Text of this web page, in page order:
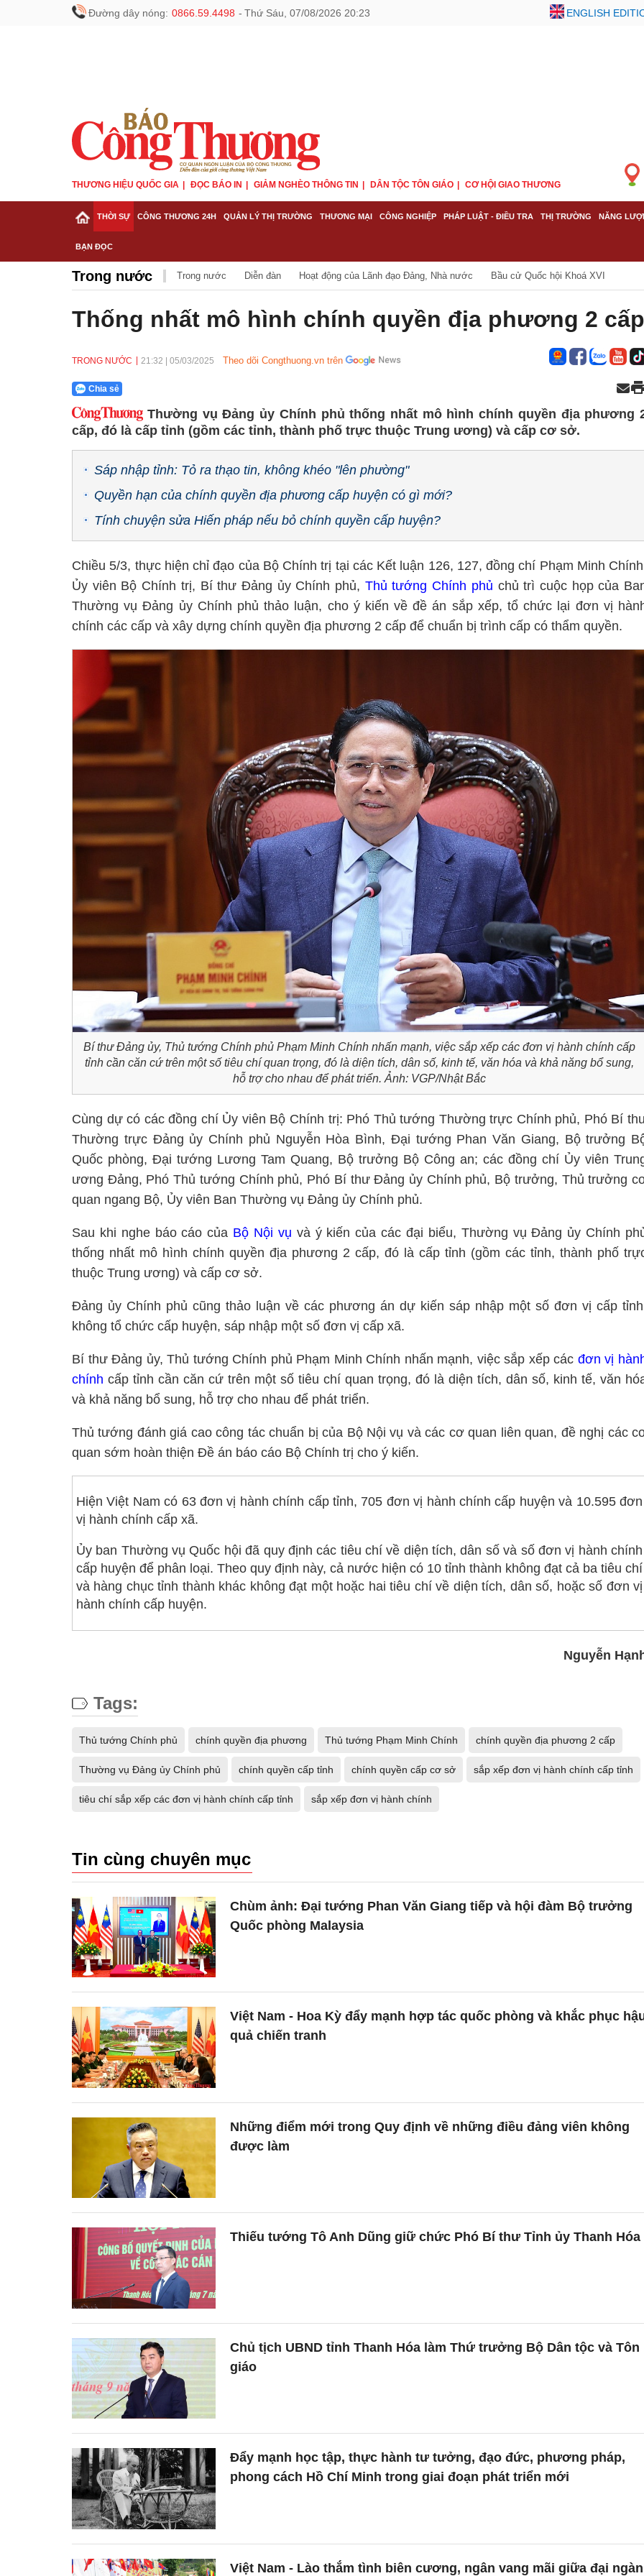
Đường dây nóng: 0866.59.4498 - Thứ Sáu, 07/08/2026 20:23 ENGLISH
THƯƠNG HIỆU QUỐC GIA ĐỌC BÁO IN GIẢM NGHÈO THÔNG TIN DÂN TỘC TÔN GIÁO CƠ HỘI GIAO THƯƠNG
THỜI SỰ CÔNG THƯƠNG 24H QUẢN LÝ THỊ TRƯỜNG THƯƠNG MẠI CÔNG NGHIỆP PHÁP LUẬT - ĐIỀU TRA THỊ TRƯỜNG NĂNG
BẠN ĐỌC
Trong nước Trong nước Diễn đàn Hoạt động của Lãnh đạo Đảng, Nhà nước Bầu cử Quốc hội Khoá XVI
Thống nhất mô hình chính quyền địa phương 2 cấp
TRONG NƯỚC 21:32 05/03/2025 Theo dõi Congthuong.vn trên
Chia sẻ
Thường vụ Đảng ủy Chính phủ thống nhất mô hình chính quyền địa phương
cấp, đó là cấp tỉnh (gồm các tỉnh, thành phố trực thuộc Trung ương) và cấp cơ sở.
Sáp nhập tỉnh: Tỏ ra thạo tin, không khéo "lên phường"
Quyền hạn của chính quyền địa phương cấp huyện có gì mới?
Tính chuyện sửa Hiến pháp nếu bỏ chính quyền cấp huyện?
Chiều 5/3, thực hiện chỉ đạo của Bộ Chính trị tại các Kết luận 126, 127, đồng chí Phạm Minh
Ủy viên Bộ Chính trị, Bí thư Đảng ủy Chính phủ, Thủ tướng Chính phủ chủ trì cuộc họp của
Thường vụ Đảng ủy Chính phủ thảo luận, cho ý kiến về đề án sắp xếp, tổ chức lại đơn vị
chính các cấp và xây dựng chính quyền địa phương 2 cấp để chuẩn bị trình cấp có thẩm quyền.
Bí thư Đảng ủy, Thủ tướng Chính phủ Phạm Minh Chính nhấn mạnh, việc sắp xếp các đơn vị hành chính cấp
tỉnh cần căn cứ trên một số tiêu chí quan trọng, đó là diện tích, dân số, kinh tế, văn hóa và khả năng bổ sung,
hỗ trợ cho nhau để phát triển. Ảnh: VGP/Nhật Bắc
Cùng dự có các đồng chí Ủy viên Bộ Chính trị: Phó Thủ tướng Thường trực Chính phủ, Phó Bí
Thường trực Đảng ủy Chính phủ Nguyễn Hòa Bình, Đại tướng Phan Văn Giang, Bộ trưởng
Quốc phòng, Đại tướng Lương Tam Quang, Bộ trưởng Bộ Công an; các đồng chí Ủy viên
ương Đảng, Phó Thủ tướng Chính phủ, Phó Bí thư Đảng ủy Chính phủ, Bộ trưởng, Thủ trưởng
quan ngang Bộ, Ủy viên Ban Thường vụ Đảng ủy Chính phủ.
Sau khi nghe báo cáo của Bộ Nội vụ và ý kiến của các đại biểu, Thường vụ Đảng ủy Chính
thống nhất mô hình chính quyền địa phương 2 cấp, đó là cấp tỉnh (gồm các tỉnh, thành phố
thuộc Trung ương) và cấp cơ sở.
Đảng ủy Chính phủ cũng thảo luận về các phương án dự kiến sáp nhập một số đơn vị cấp
không tổ chức cấp huyện, sáp nhập một số đơn vị cấp xã.
Bí thư Đảng ủy, Thủ tướng Chính phủ Phạm Minh Chính nhấn mạnh, việc sắp xếp các đơn vị
chính cấp tỉnh cần căn cứ trên một số tiêu chí quan trọng, đó là diện tích, dân số, kinh tế, văn
và khả năng bổ sung, hỗ trợ cho nhau để phát triển.
Thủ tướng đánh giá cao công tác chuẩn bị của Bộ Nội vụ và các cơ quan liên quan, đề nghị các
quan sớm hoàn thiện Đề án báo cáo Bộ Chính trị cho ý kiến.
Hiện Việt Nam có 63 đơn vị hành chính cấp tỉnh, 705 đơn vị hành chính cấp huyện và 10.595 đơn
vị hành chính cấp xã.
Ủy ban Thường vụ Quốc hội đã quy định các tiêu chí về diện tích, dân số và số đơn vị hành chính
cấp huyện để phân loại. Theo quy định này, cả nước hiện có 10 tỉnh thành không đạt cả ba tiêu chí
và hàng chục tỉnh thành khác không đạt một hoặc hai tiêu chí về diện tích, dân số, hoặc số đơn vị
hành chính cấp huyện.
Nguyễn
Tags:
Thủ tướng Chính phủ chính quyền địa phương Thủ tướng Phạm Minh Chính chính quyền địa phương 2 cấp
Thường vụ Đảng ủy Chính phủ chính quyền cấp tỉnh chính quyền cấp cơ sở sắp xếp đơn vị hành chính cấp tỉnh
tiêu chí sắp xếp các đơn vị hành chính cấp tỉnh sắp xếp đơn vị hành chính
Tin cùng chuyên mục
Chùm ảnh: Đại tướng Phan Văn Giang tiếp và hội đàm Bộ trưởng
Quốc phòng Malaysia
Việt Nam - Hoa Kỳ đẩy mạnh hợp tác quốc phòng và khắc phục
quả chiến tranh
Những điểm mới trong Quy định về những điều đảng viên không
được làm
Thiếu tướng Tô Anh Dũng giữ chức Phó Bí thư Tỉnh ủy Thanh Hóa
Chủ tịch UBND tỉnh Thanh Hóa làm Thứ trưởng Bộ Dân tộc và Tôn
giáo
Đẩy mạnh học tập, thực hành tư tưởng, đạo đức, phương pháp,
phong cách Hồ Chí Minh trong giai đoạn phát triển mới
Việt Nam - Lào thắm tình biên cương, ngân vang mãi giữa đại ngàn